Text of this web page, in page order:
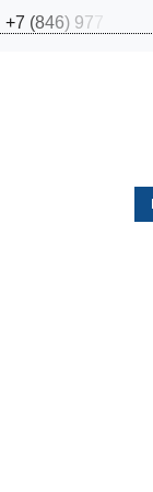
+7 (846) 977